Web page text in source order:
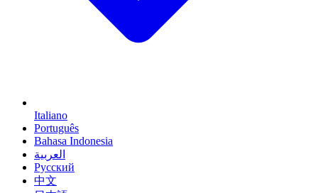
Italiano
Português
Bahasa Indonesia
العربية
Русский
中文